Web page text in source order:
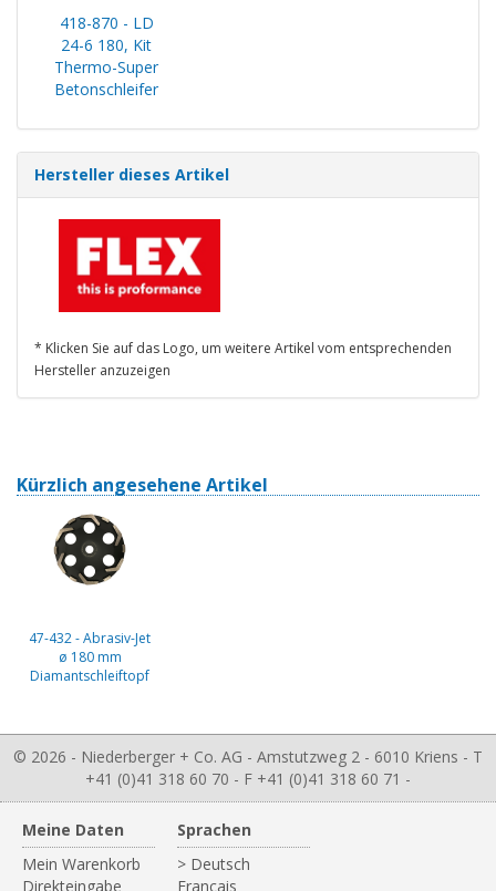
418-870 - LD
24-6 180, Kit
Thermo-Super
Betonschleifer
Hersteller dieses Artikel
* Klicken Sie auf das Logo, um weitere Artikel vom entsprechenden
Hersteller anzuzeigen
Kürzlich angesehene Artikel
47-432 - Abrasiv-Jet
ø 180 mm
Diamantschleiftopf
© 2026 - Niederberger + Co. AG - Amstutzweg 2 - 6010 Kriens - T
+41 (0)41 318 60 70 - F +41 (0)41 318 60 71 -
Meine Daten
Mein Warenkorb
Direkteingabe
Sprachen
> Deutsch
Français